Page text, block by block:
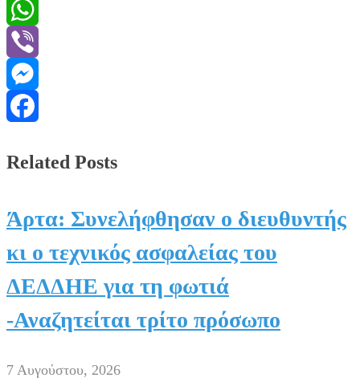
Message
WhatsApp
Viber
Messenger
Related Posts
Άρτα: Συνελήφθησαν ο διευθυντής
κι ο τεχνικός ασφαλείας του
ΔΕΔΔΗΕ για τη φωτιά
-Αναζητείται τρίτο πρόσωπο
7 Αυγούστου, 2026